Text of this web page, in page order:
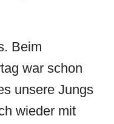
Beim
war schon
unsere Jungs
wieder mit